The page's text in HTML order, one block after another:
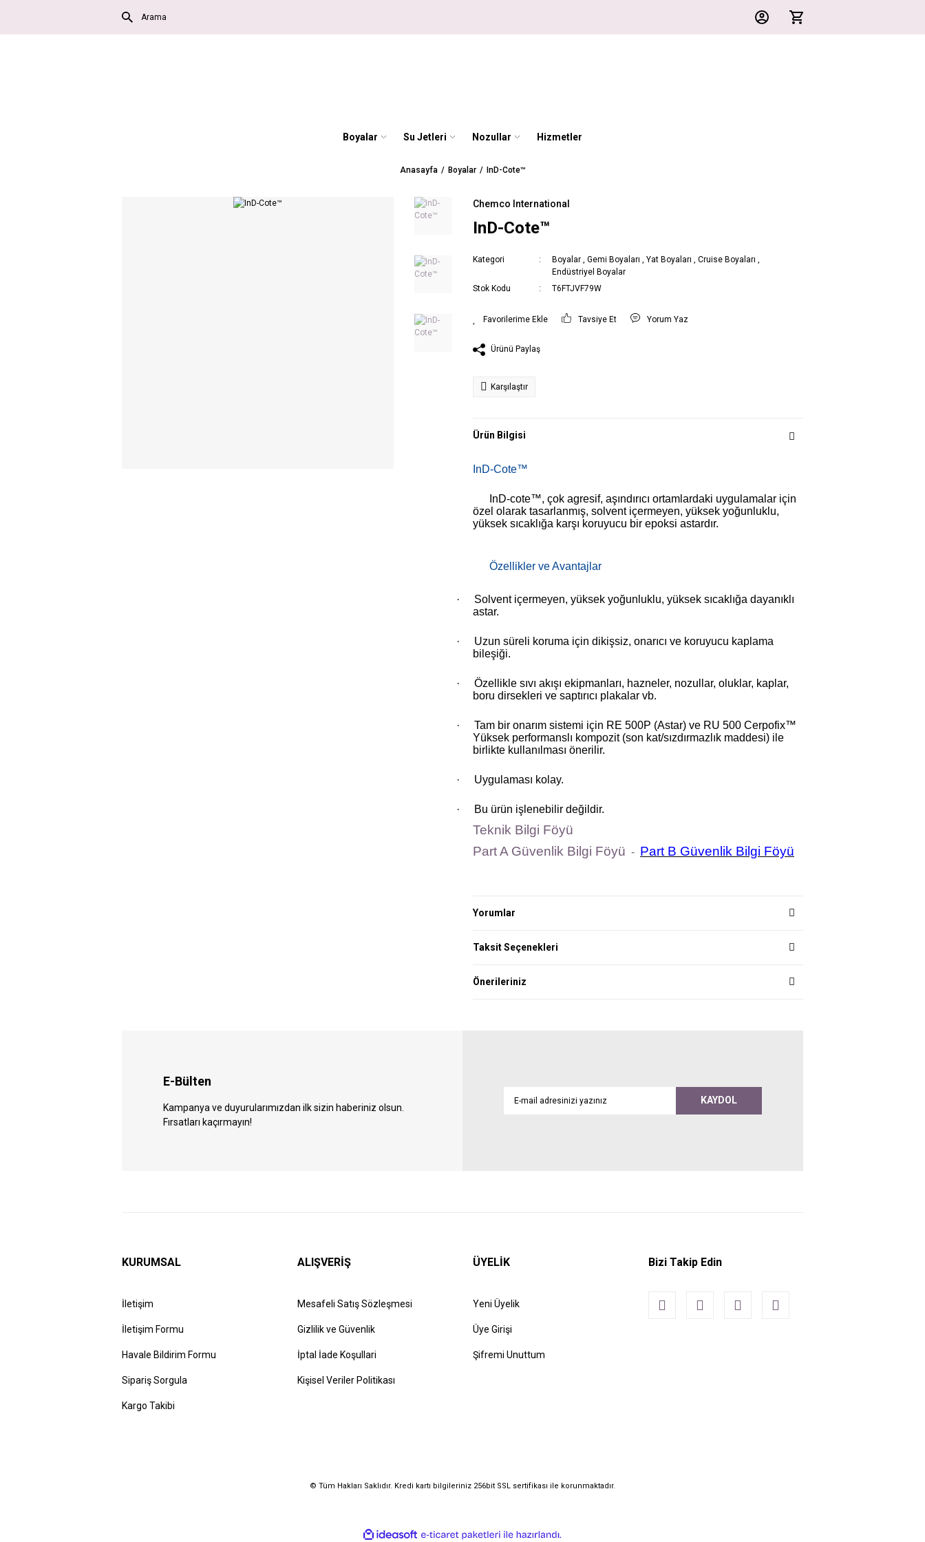
Boyalar Su Jetleri Nozullar Hizmetler
Anasayfa Boyalar InD-Cote™
Chemco International
InD-Cote™
Kategori Boyalar , Gemi Boyaları , Yat Boyaları , Cruise Boyaları ,
Endüstriyel Boyalar
Stok Kodu
T6FTJVF79W
Tavsiye Et Yorum Yaz
Ürünü Paylaş
Karşılaştır
Ürün Bilgisi
InD-Cote™
InD-cote™, çok agresif, aşındırıcı ortamlardaki uygulamalar için
özel olarak tasarlanmış, solvent içermeyen, yüksek yoğunluklu,
yüksek sıcaklığa karşı koruyucu bir epoksi astardır.
Özellikler ve Avantajlar
·
Solvent içermeyen, yüksek yoğunluklu, yüksek sıcaklığa dayanıklı
astar.
·
Uzun süreli koruma için dikişsiz, onarıcı ve koruyucu kaplama
bileşiği.
·
Özellikle sıvı akışı ekipmanları, hazneler, nozullar, oluklar, kaplar,
boru dirsekleri ve saptırıcı plakalar vb.
·
Tam bir onarım sistemi için RE 500P (Astar) ve RU 500 Cerpofix™
Yüksek performanslı kompozit (son kat/sızdırmazlık maddesi) ile
birlikte kullanılması önerilir.
· Uygulaması kolay.
· Bu ürün işlenebilir değildir.
Teknik Bilgi Föyü
Part A Güvenlik Bilgi Föyü - Part B Güvenlik Bilgi Föyü
Yorumlar
Taksit Seçenekleri
Önerileriniz
E-Bülten
Kampanya ve duyurularımızdan ilk sizin haberiniz olsun.
Fırsatları kaçırmayın!
KAYDOL
KURUMSAL
İletişim
İletişim Formu
Havale Bildirim Formu
Sipariş Sorgula
Kargo Takibi
ALIŞVERİŞ
Mesafeli Satış Sözleşmesi
Gizlilik ve Güvenlik
İptal İade Koşullari
Kişisel Veriler Politikası
ÜYELİK
Yeni Üyelik
Üye Girişi
Şifremi Unuttum
Bizi Takip Edin
© Tüm Hakları Saklıdır. Kredi kartı bilgileriniz 256bit SSL sertifikası ile korunmaktadır.
ideasoft e-